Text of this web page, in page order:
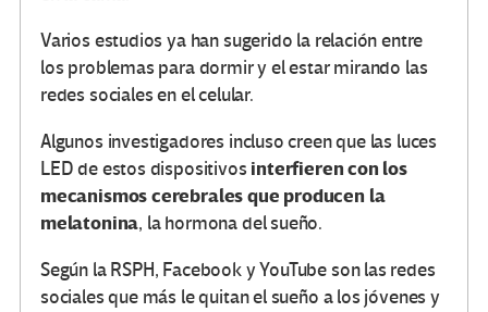
Varios estudios ya han sugerido la relación entre
los problemas para dormir y el estar mirando las
redes sociales en el celular.
Algunos investigadores incluso creen que las luces
LED de estos dispositivos interfieren con los
mecanismos cerebrales que producen la
melatonina, la hormona del sueño.
Según la RSPH, Facebook y YouTube son las redes
sociales que más le quitan el sueño a los jóvenes y